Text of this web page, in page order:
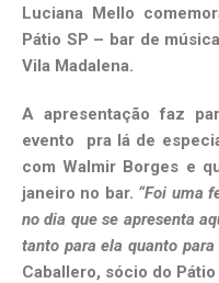
Luciana Mello
Pátio SP – bar de
Vila Madalena.
A apresentação faz
evento pra lá de
com Walmir Borges e
janeiro no bar. “Foi uma
no dia que se apresenta
tanto para ela quanto
Caballero, sócio do Pátio